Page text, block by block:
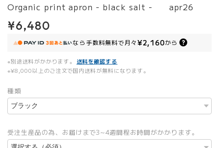
Organic print apron - black salt - apr26
¥6,480
なら 手数料無料で月々¥2,160から
※別途送料がかかります。
送料を確認する
※¥8,000以上のご注文で国内送料が無料になります。
種類
受注生産品の為、お届けまで3~4週間程お時間がかかります。